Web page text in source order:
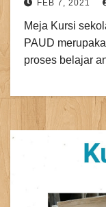
FEB 7, 2021
Meja Kursi
PAUD
proses belajar